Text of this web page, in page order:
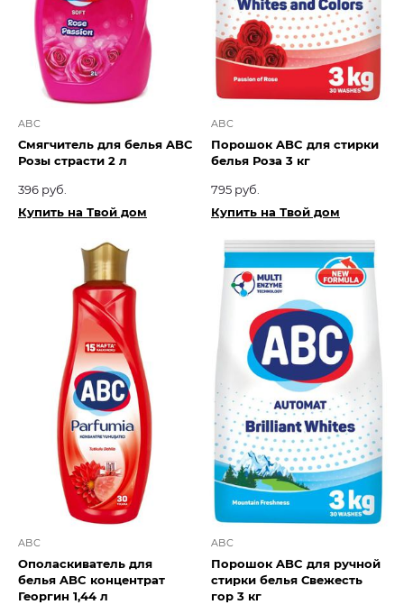
ABC
Смягчитель для белья ABC
Розы страсти 2 л
396 руб.
Купить на Твой дом
ABC
Порошок ABC для стирки
белья Роза 3 кг
795 руб.
Купить на Твой дом
ABC
Ополаскиватель для
белья ABC концентрат
Георгин 1,44 л
ABC
Порошок ABC для ручной
стирки белья Свежесть
гор 3 кг